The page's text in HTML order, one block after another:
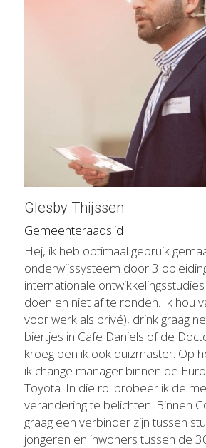
Glesby Thijssen
Gemeenteraadslid
Hej, ik heb optimaal gebruik
onderwijssysteem door 3
internationale
doen en niet af te ronden. Ik hou
voor werk als privé), drink graag
biertjes in Cafe Daniels of de
kroeg ben ik ook quizmaster. Op
ik change manager binnen de
Toyota. In die rol probeer ik de
verandering te belichten. Binnen
graag een verbinder zijn tussen
jongeren en inwoners tussen de